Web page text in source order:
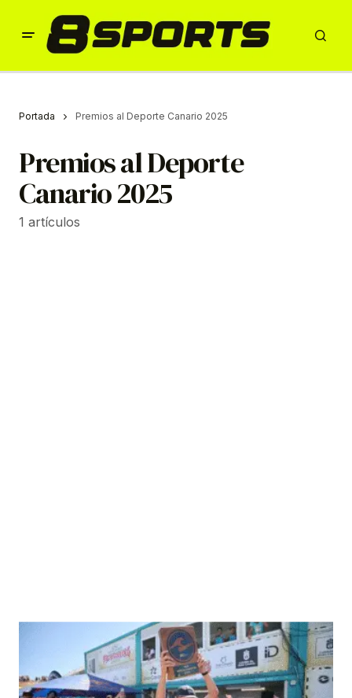
Portada Premios al Deporte Canario 2025
Premios al Deporte
Canario 2025
1 artículos